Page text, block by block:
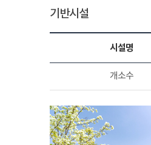
기반시설
시설명
개소수